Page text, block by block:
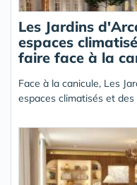
Les Jardins
espaces
faire face à la
Face à la canicule, Les
espaces climatisés et